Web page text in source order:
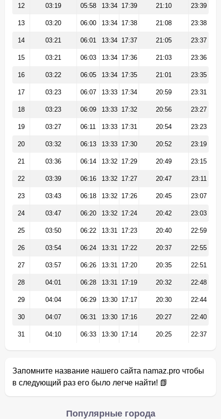
12 03:19 05:58 13:34 17:39 21:10 23:39
13 03:20 06:00 13:34 17:38 21:08 23:38
14 03:21 06:01 13:34 17:37 21:05 23:37
15 03:21 06:03 13:34 17:36 21:03 23:36
16 03:22 06:05 13:34 17:35 21:01 23:35
17 03:23 06:07 13:33 17:34 20:59 23:31
18 03:23 06:09 13:33 17:32 20:56 23:27
19 03:27 06:11 13:33 17:31 20:54 23:23
20 03:32 06:13 13:33 17:30 20:52 23:19
21 03:36 06:14 13:32 17:29 20:49 23:15
22 03:39 06:16 13:32 17:27 20:47 23:11
23 03:43 06:18 13:32 17:26 20:45 23:07
24 03:47 06:20 13:32 17:24 20:42 23:03
25 03:50 06:22 13:31 17:23 20:40 22:59
26 03:54 06:24 13:31 17:22 20:37 22:55
27 03:57 06:26 13:31 17:20 20:35 22:51
28 04:01 06:28 13:31 17:19 20:32 22:48
29 04:04 06:29 13:30 17:17 20:30 22:44
30 04:07 06:31 13:30 17:16 20:27 22:40
31 04:10 06:33 13:30 17:14 20:25 22:37
Запомните название нашего сайта namaz.pro чтобы
в следующий раз его было легче найти! 📗
Популярные города